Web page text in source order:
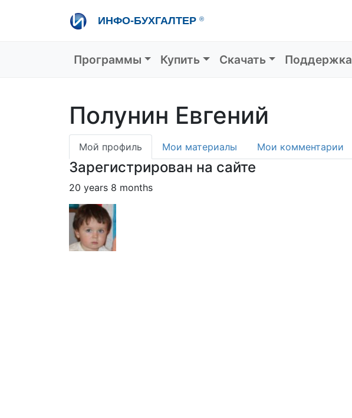
ИНФО-БУХГАЛТЕР ®
Основная навигация
Программы Купить Скачать Поддержка
Полунин Евгений
Primary
tabs
Мой профиль Мои материалы Мои комментарии
Зарегистрирован на сайте
20 years 8 months